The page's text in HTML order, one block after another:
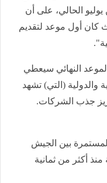
من يوليو الحالي، على أن
كان أول موعد لتقديم
النهائي سيعطي
والدولية (التي) تشهد
جذب الشركات.
المستمرة بين الجيش
منذ أكثر من ثمانية